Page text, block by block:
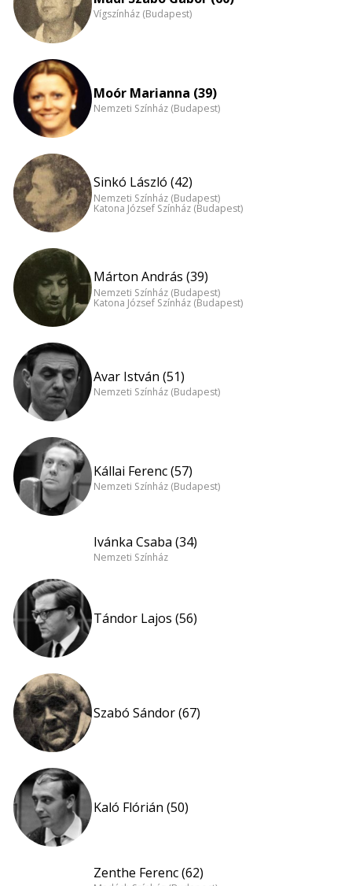
Vígszínház (Budapest)
Moór Marianna (39)
Nemzeti Színház (Budapest)
Sinkó László (42)
Nemzeti Színház (Budapest)
Katona József Színház (Budapest)
Márton András (39)
Nemzeti Színház (Budapest)
Katona József Színház (Budapest)
Avar István (51)
Nemzeti Színház (Budapest)
Kállai Ferenc (57)
Nemzeti Színház (Budapest)
Ivánka Csaba (34)
Nemzeti Színház
Tándor Lajos (56)
Szabó Sándor (67)
Kaló Flórián (50)
Zenthe Ferenc (62)